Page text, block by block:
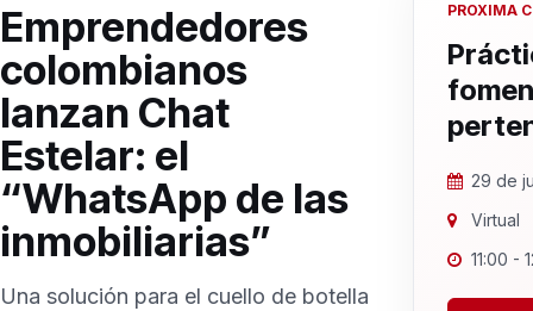
Emprendedores
colombianos
lanzan Chat
Estelar: el
“WhatsApp de las
inmobiliarias”
Una solución para el cuello de botella
PROXIMA
29 de
Virtual
11:00 -